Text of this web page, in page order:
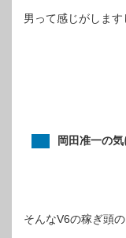
男って感じがします
岡田准一の
そんなV6の稼ぎ頭